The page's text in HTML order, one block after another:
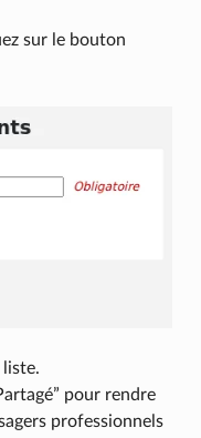
sur le bouton
liste.
pour rendre
professionnels